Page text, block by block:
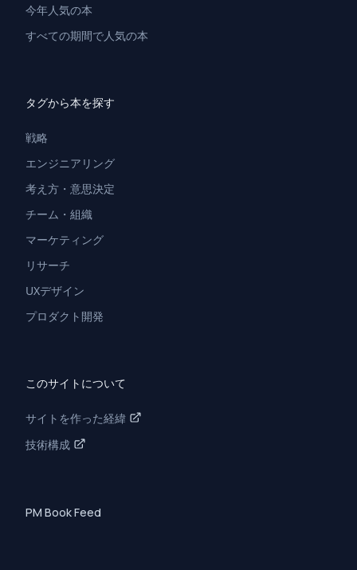
今年人気の本
すべての期間で人気の本
タグから本を探す
戦略
エンジニアリング
考え方・意思決定
チーム・組織
マーケティング
リサーチ
UXデザイン
プロダクト開発
このサイトについて
サイトを作った経緯
技術構成
PM Book Feed